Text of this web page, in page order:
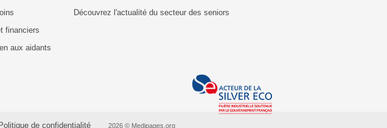
financiers
aux aidants
Découvrez l'actualité du secteur des seniors
Politique de confidentialité 2026 © Medipages.org